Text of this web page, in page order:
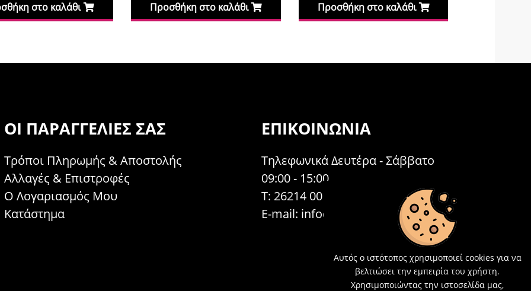
στο καλάθι Προσθήκη στο καλάθι Προσθήκη στο καλάθι
ΟΙ ΠΑΡΑΓΓΕΛΊΕΣ ΣΑΣ
Τρόποι Πληρωμής & Αποστολής
Αλλαγές & Επιστροφές
Ο Λογαριασμός Μου
Κατάστημα
ΕΠΙΚΟΙΝΩΝΊΑ
Τηλεφωνικά Δευτέρα - Σάββατο
09:00 - 15:00
Τ: 26214 00104
E-mail: info@acosmetics.gr
Αυτός ο ιστότοπος χρησιμοποιεί cookies για να
βελτιώσει την εμπειρία του χρήστη.
Χρησιμοποιώντας την ιστοσελίδα μας,